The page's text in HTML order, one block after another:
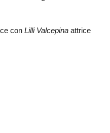
con Lilli Valcepina attrice